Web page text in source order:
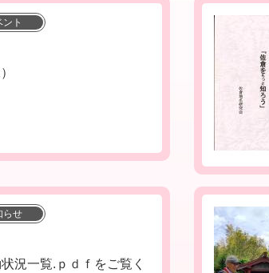
ント
らせ
況一覧.ｐｄｆをご覧く